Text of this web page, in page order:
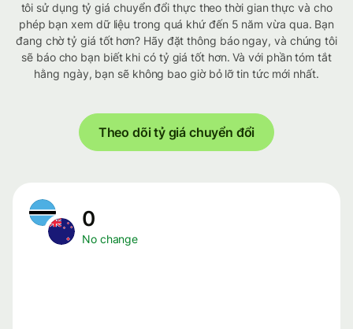
tôi sử dụng tỷ giá chuyển đổi thực theo thời gian thực và cho
phép bạn xem dữ liệu trong quá khứ đến 5 năm vừa qua. Bạn
đang chờ tỷ giá tốt hơn? Hãy đặt thông báo ngay, và chúng tôi
sẽ báo cho bạn biết khi có tỷ giá tốt hơn. Và với phần tóm tắt
hằng ngày, bạn sẽ không bao giờ bỏ lỡ tin tức mới nhất.
Theo dõi tỷ giá chuyển đổi
0
No change